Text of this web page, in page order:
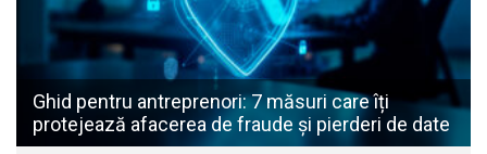
Ghid pentru antreprenori: 7 măsuri care îți
protejează afacerea de fraude și pierderi de date